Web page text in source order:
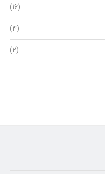
(16)
(4)
(2)